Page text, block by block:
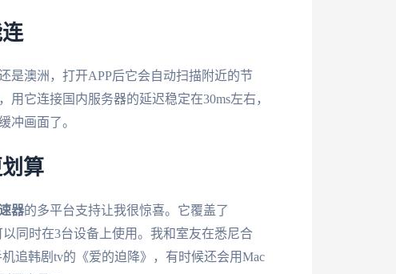
是澳洲，打开APP后它会自动扫描附近的节
它连接国内服务器的延迟稳定在30ms左右，
冲画面了。
算
器的多平台支持让我很惊喜。它覆盖了
同时在3台设备上使用。我和室友在悉尼合
追韩剧tv的《爱的迫降》，有时候还会用Mac